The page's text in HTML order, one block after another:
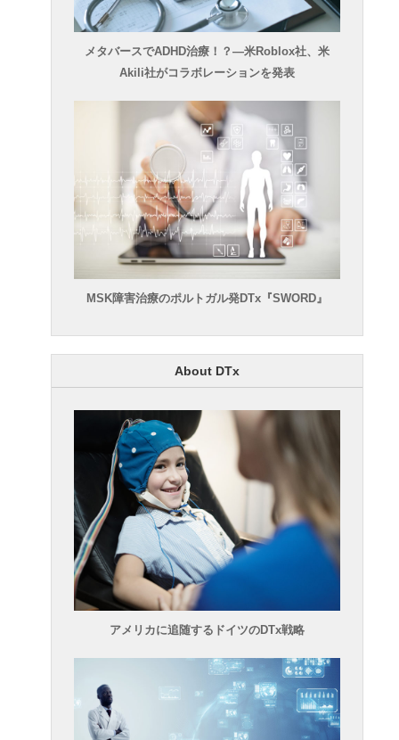
メタバースでADHD治療！？―米Roblox社、米
Akili社がコラボレーションを発表
MSK障害治療のポルトガル発DTx『SWORD』
About DTx
アメリカに追随するドイツのDTx戦略